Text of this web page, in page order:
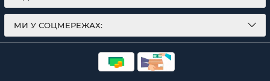
МИ У СОЦМЕРЕЖАХ: